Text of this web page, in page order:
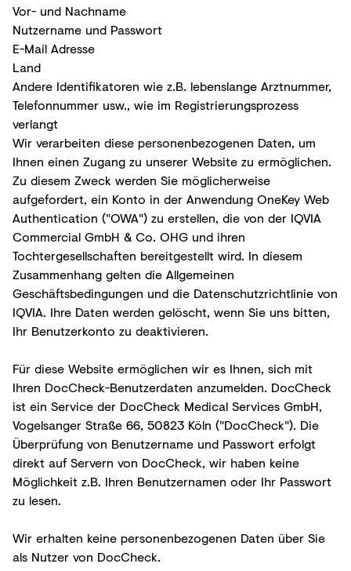
Vor- und Nachname
Nutzername und Passwort
E-Mail Adresse
Land
Andere Identifikatoren wie z.B. lebenslange Arztnummer,
Telefonnummer usw., wie im Registrierungsprozess
verlangt
Wir verarbeiten diese personenbezogenen Daten, um
Ihnen einen Zugang zu unserer Website zu ermöglichen.
Zu diesem Zweck werden Sie möglicherweise
aufgefordert, ein Konto in der Anwendung OneKey Web
Authentication ("OWA") zu erstellen, die von der IQVIA
Commercial GmbH & Co. OHG und ihren
Tochtergesellschaften bereitgestellt wird. In diesem
Zusammenhang gelten die Allgemeinen
Geschäftsbedingungen und die Datenschutzrichtlinie von
IQVIA. Ihre Daten werden gelöscht, wenn Sie uns bitten,
Ihr Benutzerkonto zu deaktivieren.
Für diese Website ermöglichen wir es Ihnen, sich mit
Ihren DocCheck-Benutzerdaten anzumelden. DocCheck
ist ein Service der DocCheck Medical Services GmbH,
Vogelsanger Straße 66, 50823 Köln ("DocCheck"). Die
Überprüfung von Benutzername und Passwort erfolgt
direkt auf Servern von DocCheck, wir haben keine
Möglichkeit z.B. Ihren Benutzernamen oder Ihr Passwort
zu lesen.
Wir erhalten keine personenbezogenen Daten über Sie
als Nutzer von DocCheck.